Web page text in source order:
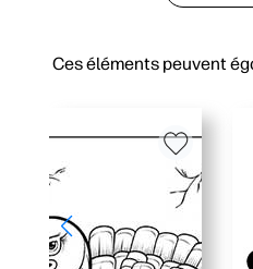
Ces éléments peuvent